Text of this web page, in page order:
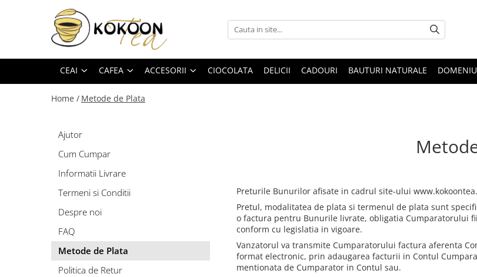
Ceai la plic
Ceai Organic
Infuzii Fructe
Infuzii Plante
Capsule Guzzini
Lapte vegetal
Siropuri Cafea
Accesorii
Accesorii preparare cafea
Accesorii preparare ceai
Doze păstrare ceai
Sticlă și Porțelan
Domeniul HO.RE.CA
CEAI CAFEA ACCESORII CIOCOLATA DELICII CADOURI BAUTURI NATURALE
Home / Metode de Plata
Preturile Bunurilor afisate in cadrul site-ului
Pretul, modalitatea de plata si termenul de plata sunt
o factura pentru Bunurile livrate, obligatia Cumparatorului
conform cu legislatia in vigoare.
Vanzatorul va transmite Cumparatorului factura aferenta
format electronic, prin adaugarea facturii in Contul
mentionata de Cumparator in Contul sau.
Ajutor
Cum Cumpar
Informatii Livrare
Termeni si Conditii
Despre noi
FAQ
Metode de Plata
Politica de Retur